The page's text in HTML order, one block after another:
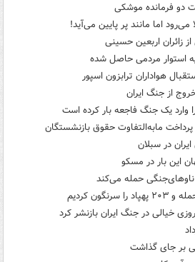
دو فرمانده‌ موشکی
اما مانند پر پایین می‌آید!
زائران اربعین حسینی
استوار مردمی حاصل شده
هواداران ترابزون اسپور
از جنگ ایران
وارد یک جنگ فاجعه بار کرده است
مابه‌التفاوت حقوق بازنشستگان
در سبلان
این بار در مسکو
خیالی در جنگ ایران بازنشر کرد